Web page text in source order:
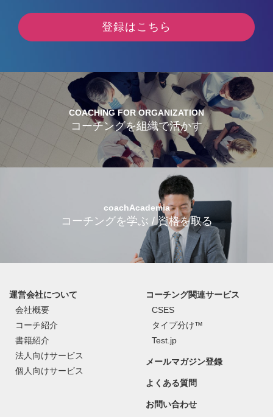
登録はこちら
COACHING FOR ORGANIZATION
コーチングを組織で活かす
coachAcademia
コーチングを学ぶ / 資格を取る
運営会社について
会社概要
コーチ紹介
書籍紹介
法人向けサービス
個人向けサービス
コーチング関連サービス
CSES
タイプ分け™
Test.jp
メールマガジン登録
よくある質問
お問い合わせ